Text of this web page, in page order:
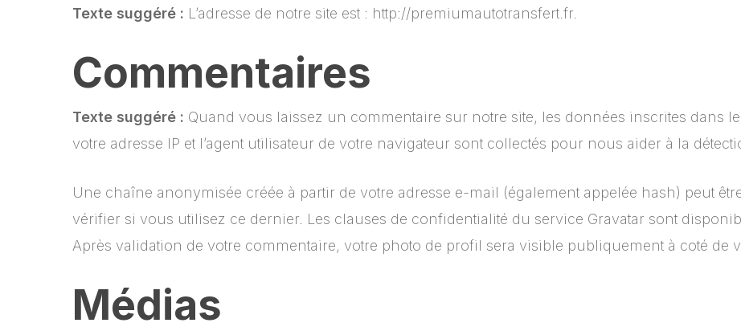
Texte suggéré : L’adresse de notre site est : http://premiumautotransfert.fr.
Commentaires
Texte suggéré : Quand vous laissez un commentaire sur notre site, les données inscrites dans
votre adresse IP et l’agent utilisateur de votre navigateur sont collectés pour nous aider à la
Une chaîne anonymisée créée à partir de votre adresse e-mail (également appelée hash) peut
vérifier si vous utilisez ce dernier. Les clauses de confidentialité du service Gravatar sont
Après validation de votre commentaire, votre photo de profil sera visible publiquement à coté de
Médias